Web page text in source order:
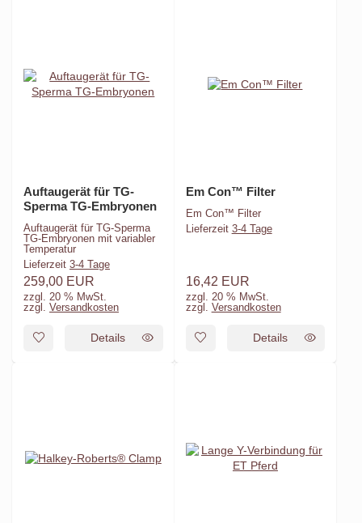
Auftaugerät für TG-
Sperma TG-Embryonen
Auftaugerät für TG-Sperma
TG-Embryonen mit variabler
Temperatur
Lieferzeit 3-4 Tage
259,00 EUR
zzgl. 20 % MwSt.
zzgl. Versandkosten
Details
Em Con™ Filter
Em Con™ Filter
Lieferzeit 3-4 Tage
16,42 EUR
zzgl. 20 % MwSt.
zzgl. Versandkosten
Details